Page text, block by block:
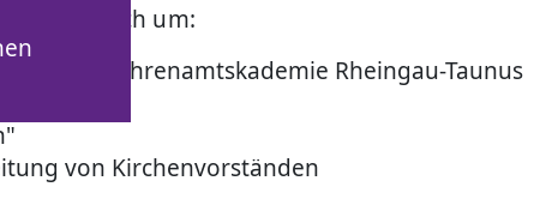
er sich um:
Ehrenamtskademie Rheingau-Taunus
von Kirchenvorständen